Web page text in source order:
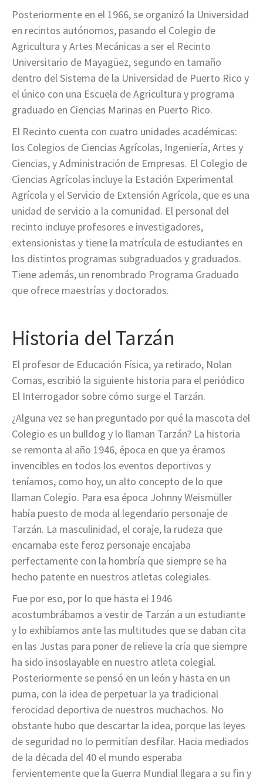
Posteriormente en el 1966, se organizó la Universidad
en recintos autónomos, pasando el Colegio de
Agricultura y Artes Mecánicas a ser el Recinto
Universitario de Mayagüez, segundo en tamaño
dentro del Sistema de la Universidad de Puerto Rico y
el único con una Escuela de Agricultura y programa
graduado en Ciencias Marinas en Puerto Rico.
El Recinto cuenta con cuatro unidades académicas:
los Colegios de Ciencias Agrícolas, Ingeniería, Artes y
Ciencias, y Administración de Empresas. El Colegio de
Ciencias Agrícolas incluye la Estación Experimental
Agrícola y el Servicio de Extensión Agrícola, que es una
unidad de servicio a la comunidad. El personal del
recinto incluye profesores e investigadores,
extensionistas y tiene la matrícula de estudiantes en
los distintos programas subgraduados y graduados.
Tiene además, un renombrado Programa Graduado
que ofrece maestrías y doctorados.
Historia del Tarzán
El profesor de Educación Física, ya retirado, Nolan
Comas, escribió la siguiente historia para el periódico
El Interrogador sobre cómo surge el Tarzán.
¿Alguna vez se han preguntado por qué la mascota del
Colegio es un bulldog y lo llaman Tarzán? La historia
se remonta al año 1946, época en que ya éramos
invencibles en todos los eventos deportivos y
teníamos, como hoy, un alto concepto de lo que
llaman Colegio. Para esa época Johnny Weismüller
había puesto de moda al legendario personaje de
Tarzán. La masculinidad, el coraje, la rudeza que
encarnaba este feroz personaje encajaba
perfectamente con la hombría que siempre se ha
hecho patente en nuestros atletas colegiales.
Fue por eso, por lo que hasta el 1946
acostumbrábamos a vestir de Tarzán a un estudiante
y lo exhibíamos ante las multitudes que se daban cita
en las Justas para poner de relieve la cría que siempre
ha sido insoslayable en nuestro atleta colegial.
Posteriormente se pensó en un león y hasta en un
puma, con la idea de perpetuar la ya tradicional
ferocidad deportiva de nuestros muchachos. No
obstante hubo que descartar la idea, porque las leyes
de seguridad no lo permitían desfilar. Hacia mediados
de la década del 40 el mundo esperaba
fervientemente que la Guerra Mundial llegara a su fin y